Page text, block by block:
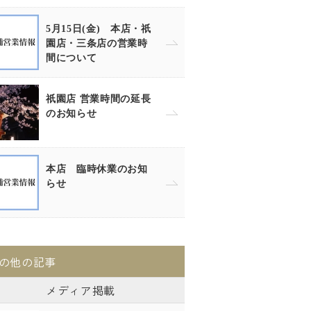
5月15日(金) 本店・祇
園店・三条店の営業時
間について
祇園店 営業時間の延長
のお知らせ
本店 臨時休業のお知
らせ
他の記事
メディア掲載